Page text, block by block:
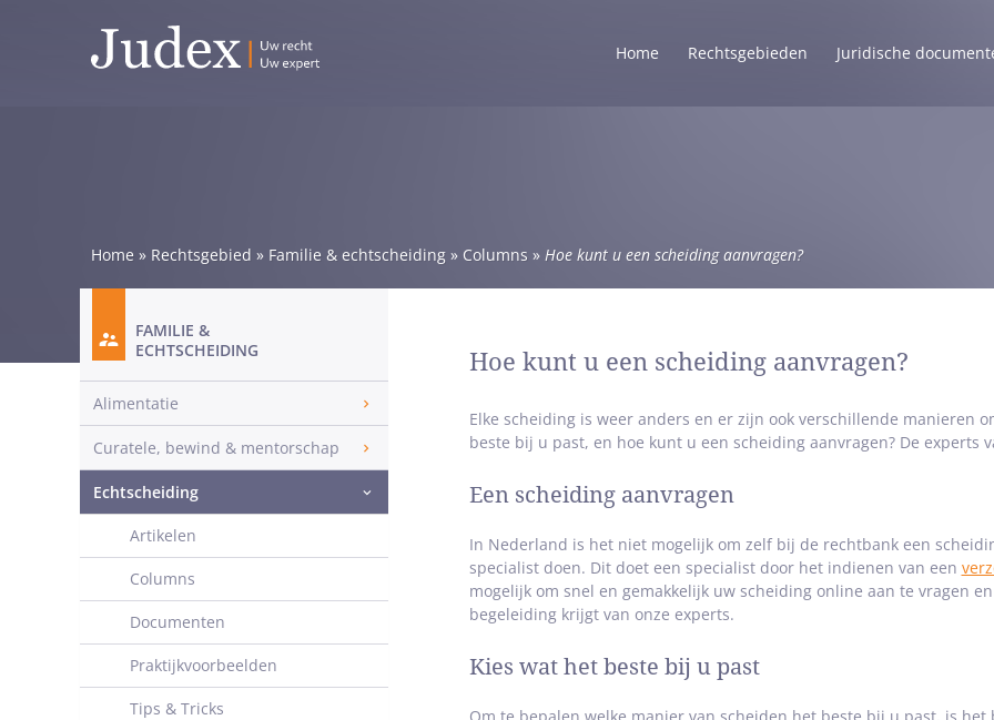
Home Rechtsgebieden Juridische
Home » Rechtsgebied » Familie & echtscheiding » Columns » Hoe kunt u een scheiding aanvragen?
Hoe kunt u een scheiding aanvragen?
Elke scheiding is weer anders en er zijn ook verschillende manieren
beste bij u past, en hoe kunt u een scheiding aanvragen? De experts
Een scheiding aanvragen
In Nederland is het niet mogelijk om zelf bij de rechtbank een
specialist doen. Dit doet een specialist door het indienen van een
mogelijk om snel en gemakkelijk uw scheiding online aan te vragen
begeleiding krijgt van onze experts.
Kies wat het beste bij u past
FAMILIE &
ECHTSCHEIDING
Alimentatie
Curatele, bewind & mentorschap
Echtscheiding
Artikelen
Columns
Documenten
Praktijkvoorbeelden
Tips & Tricks